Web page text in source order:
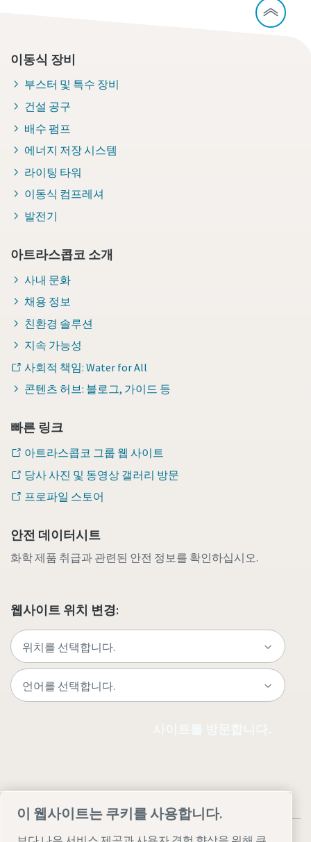
이동식 장비
부스터 및 특수 장비
건설 공구
배수 펌프
에너지 저장 시스템
라이팅 타워
이동식 컴프레셔
발전기
아트라스콥코 소개
사내 문화
채용 정보
친환경 솔루션
지속 가능성
사회적 책임: Water for All
콘텐츠 허브: 블로그, 가이드 등
빠른 링크
아트라스콥코 그룹 웹 사이트
당사 사진 및 동영상 갤러리 방문
프로파일 스토어
안전 데이터시트
화학 제품 취급과 관련된 안전 정보를 확인하십시오.
웹사이트 위치 변경:
이 웹사이트는 쿠키를 사용합니다.